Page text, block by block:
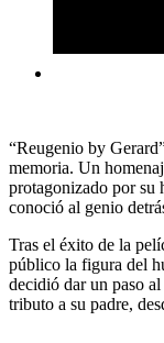
“Reugenio by
memoria. Un
protagonizado por su
conoció al genio
Tras el éxito de la
público la figura del
decidió dar un paso
tributo a su padre,